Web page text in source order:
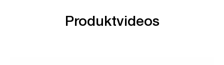
Produktvideos